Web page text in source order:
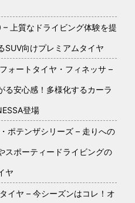
上質なドライビング体験を提
SUV向けプレミアムタイヤ
ォートタイヤ・フィネッサ –
る安心感！多様化するカーラ
登場
ポテンザシリーズ – 走りへの
スポーティードライビングの
ヤ
イヤ – 今シーズンはコレ！オ